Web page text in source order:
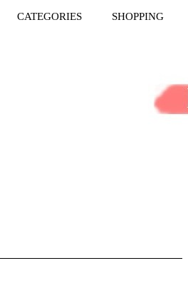
CATEGORIES SHOPPING